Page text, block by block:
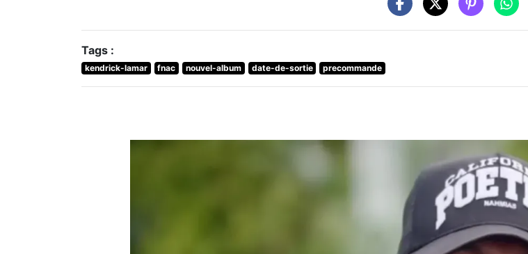
Tags :
kendrick-lamar fnac nouvel-album date-de-sortie precommande